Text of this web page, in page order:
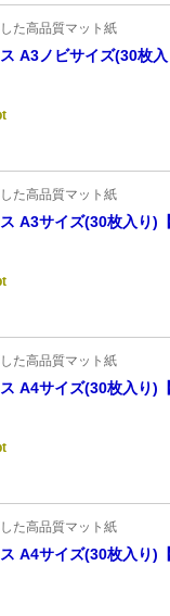
た高品質マット紙
A3ノビサイズ(30枚入
た高品質マット紙
A3サイズ(30枚入り)
た高品質マット紙
A4サイズ(30枚入り)
た高品質マット紙
A4サイズ(30枚入り)